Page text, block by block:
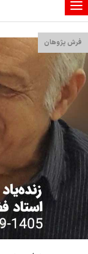
تغییر
وضعیت
ناوبری
فرش پژوهان